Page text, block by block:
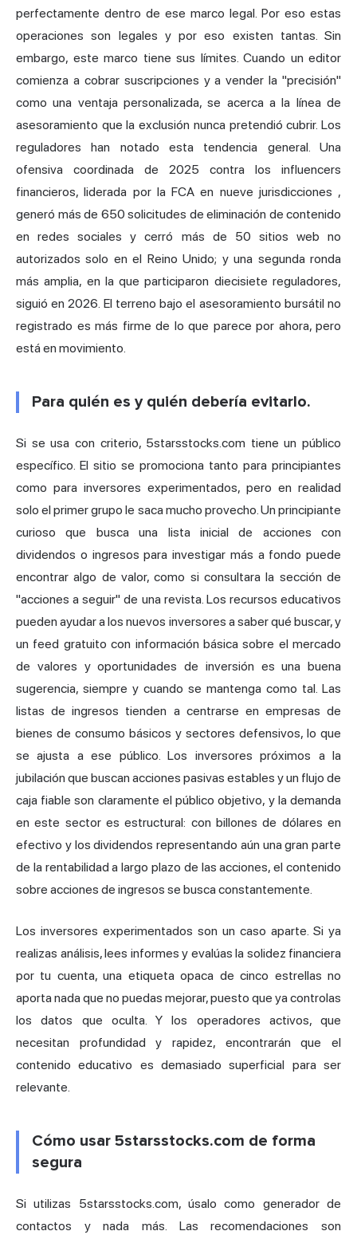
perfectamente dentro de ese marco legal. Por eso estas
operaciones son legales y por eso existen tantas. Sin
embargo, este marco tiene sus límites. Cuando un editor
comienza a cobrar suscripciones y a vender la "precisión"
como una ventaja personalizada, se acerca a la línea de
asesoramiento que la exclusión nunca pretendió cubrir. Los
reguladores han notado esta tendencia general. Una
ofensiva coordinada de 2025 contra los influencers
financieros,liderada por la FCA en nueve jurisdicciones ,
generó más de 650 solicitudes de eliminación de contenido
en redes sociales y cerró más de 50 sitios web no
autorizados solo en el Reino Unido; y una segunda ronda
más amplia, en la que participaron diecisiete reguladores,
siguió en 2026. El terreno bajo el asesoramiento bursátil no
registrado es más firme de lo que parece por ahora, pero
está en movimiento.
Para quién es y quién debería evitarlo.
Si se usa con criterio, 5starsstocks.com tiene un público
específico. El sitio se promociona tanto para principiantes
como para inversores experimentados, pero en realidad
solo el primer grupo le saca mucho provecho. Un principiante
curioso que busca una lista inicial de acciones con
dividendos o ingresos para investigar más a fondo puede
encontrar algo de valor, como si consultara la sección de
"acciones a seguir" de una revista. Los recursos educativos
pueden ayudar a los nuevos inversores a saber qué buscar, y
un feed gratuito con información básica sobre el mercado
de valores y oportunidades de inversión es una buena
sugerencia, siempre y cuando se mantenga como tal. Las
listas de ingresos tienden a centrarse en empresas de
bienes de consumo básicos y sectores defensivos, lo que
se ajusta a ese público. Los inversores próximos a la
jubilación que buscan acciones pasivas estables y un flujo de
caja fiable son claramente el público objetivo, y la demanda
en este sector es estructural: con billones de dólares en
efectivo y los dividendos representando aún una gran parte
de la rentabilidad a largo plazo de las acciones, el contenido
sobre acciones de ingresos se busca constantemente.
Los inversores experimentados son un caso aparte. Si ya
realizas análisis, lees informes y evalúas la solidez financiera
por tu cuenta, una etiqueta opaca de cinco estrellas no
aporta nada que no puedas mejorar, puesto que ya controlas
los datos que oculta. Y los operadores activos, que
necesitan profundidad y rapidez, encontrarán que el
contenido educativo es demasiado superficial para ser
relevante.
Cómo usar 5starsstocks.com de forma
segura
Si utilizas 5starsstocks.com, úsalo como generador de
contactos y nada más. Las recomendaciones son